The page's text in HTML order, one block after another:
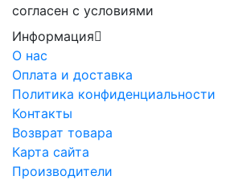
согласен с условиями
Информация
О нас
Оплата и доставка
Политика конфиденциальности
Контакты
Возврат товара
Карта сайта
Производители